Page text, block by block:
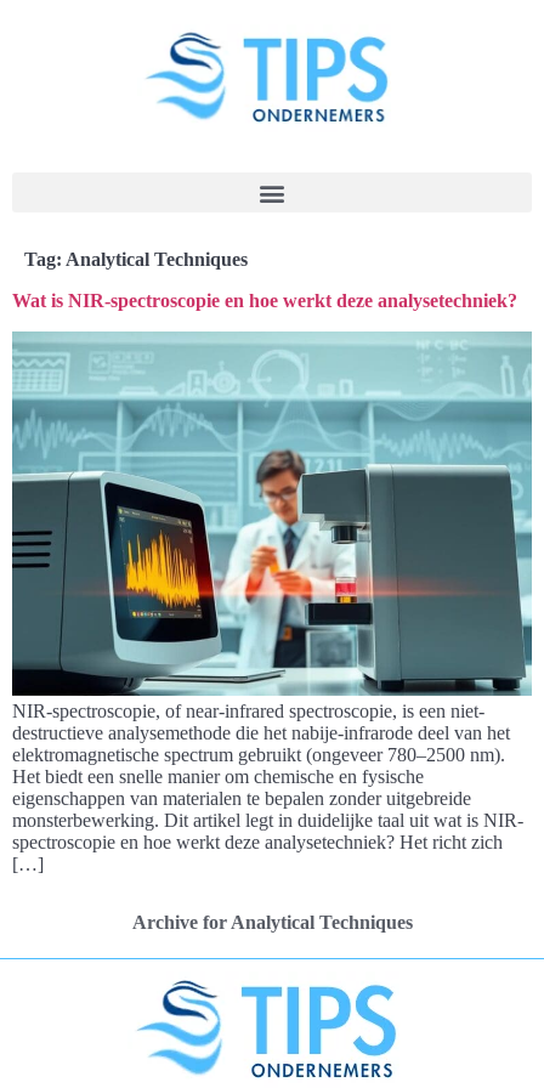
Tag: Analytical Techniques
Wat is NIR-spectroscopie en hoe werkt deze analysetechniek?
NIR-spectroscopie, of near-infrared spectroscopie, is een niet-
destructieve analysemethode die het nabije-infrarode deel van het
elektromagnetische spectrum gebruikt (ongeveer 780–2500 nm).
Het biedt een snelle manier om chemische en fysische
eigenschappen van materialen te bepalen zonder uitgebreide
monsterbewerking. Dit artikel legt in duidelijke taal uit wat is NIR-
spectroscopie en hoe werkt deze analysetechniek? Het richt zich
[…]
Archive for Analytical Techniques